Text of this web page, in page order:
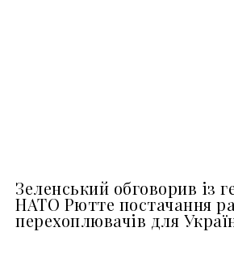
Зеленський обговорив із
НАТО Рютте постачання
перехоплювачів для